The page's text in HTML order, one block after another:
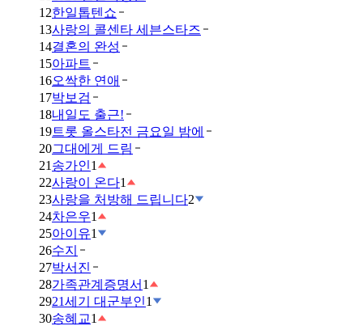
12한일톱텐쇼
13사랑의 콜센타 세븐스타즈
14결혼의 완성
15아파트
16오싹한 연애
17박보검
18내일도 출근!
19트롯 올스타전 금요일 밤에
20그대에게 드림
21 송가인1
22사랑이 온다1
23사랑을 처방해 드립니다2
24차은우1
25아이유1
26수지
27박서진
28가족관계증명서 1
2921세기 대군부인1
30송혜교1